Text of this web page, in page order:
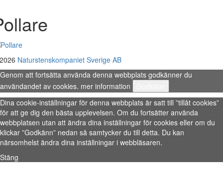
Naturstenskompaniet Sverige AB
Genom att fortsätta använda denna webbplats godkänner du
användandet av cookies. mer information
Dina cookie-inställningar för denna webbplats är satt till ”tillåt cookies”
för att ge dig den bästa upplevelsen. Om du fortsätter använda
webbplatsen utan att ändra dina inställningar för cookies eller om du
klickar ”Godkänn” nedan så samtycker du till detta. Du kan
närsomhelst ändra dina inställningar i webbläsaren.
Stäng